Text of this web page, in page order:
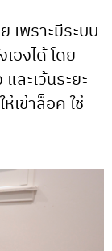
เพราะมีระบบ
งได้ โดย
ะเว้นระยะ
เข้าล็อค ใช้